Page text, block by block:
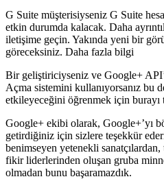
G Suite müşterisiyseniz G Suite
etkin durumda kalacak. Daha
iletişime geçin. Yakında yeni bir
göreceksiniz. Daha fazla bilgi
Bir geliştiriciyseniz ve Google+
Açma sistemini kullanıyorsanız bu
etkileyeceğini öğrenmek için burayı
Google+ ekibi olarak, Google+’yı
getirdiğiniz için sizlere teşekkür
benimseyen yetenekli
fikir liderlerinden oluşan gruba
olmadan bunu başaramazdık.